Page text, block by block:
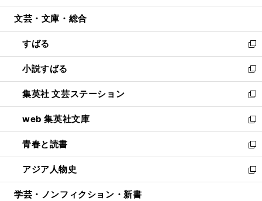
開
ウ
開
く
ン
ウ
で
開
く
ウ
ン
ド
ウ
で
開
く
文芸・文庫・総合
すばる
新
し
い
ウ
ィ
ン
ド
ウ
で
開
く
小説すばる
新
し
い
ウ
ィ
ン
ド
ウ
で
開
集英社 文芸ステーション
新
し
い
ウ
ィ
ン
ド
ウ
web 集英社文庫
新
し
い
ウ
ィ
ン
青春と読書
新
し
い
ウ
アジア人物史
新
し
学芸・ノンフィクション・新書